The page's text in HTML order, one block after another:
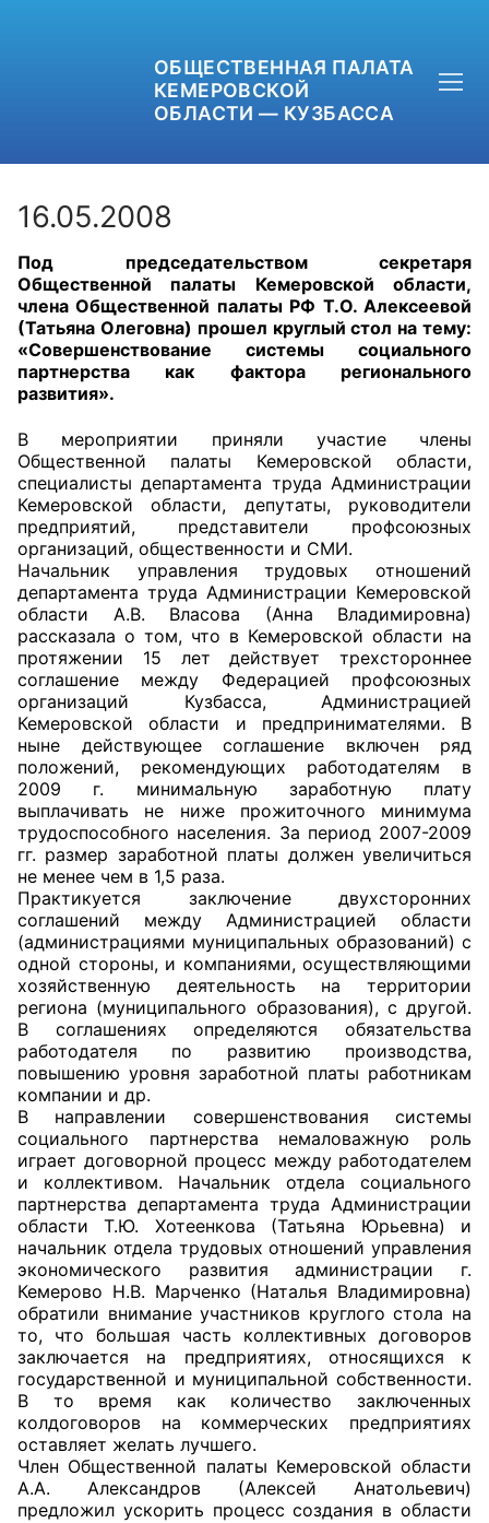
ОБЩЕСТВЕННАЯ ПАЛАТА
КЕМЕРОВСКОЙ
ОБЛАСТИ — КУЗБАССА
+7 (3842) 58-82-40
OPKO42@BK.RU
ОБРАТНАЯ СВЯЗЬ
Главная
Общественные советы
Общественные советы при территориальных
органах федеральных органов
исполнительной власти
Общественные советы по проведению
независимой оценки качества условий
оказания услуг
О Палате
Структура Палаты
Комиссии
Экспертный совет ОП КО
Совет ОП КО
Общественный штаб
Члены ОП КО
Документы ОП КО
Регламент ОП КО
Кодекс этики ОП КО
Положения
Соглашения
Рекомендации
Порядок работы ЦОН
Аппарат ОП КО
16.05.2008
Под председательством секретаря
Общественной палаты Кемеровской области,
члена Общественной палаты РФ Т.О. Алексеевой
(Татьяна Олеговна) прошел круглый стол на тему:
«Совершенствование системы социального
партнерства как фактора регионального
развития».
В мероприятии приняли участие члены
Общественной палаты Кемеровской области,
специалисты департамента труда Администрации
Кемеровской области, депутаты, руководители
предприятий, представители профсоюзных
организаций, общественности и СМИ.
Начальник управления трудовых отношений
департамента труда Администрации Кемеровской
области А.В. Власова (Анна Владимировна)
рассказала о том, что в Кемеровской области на
протяжении 15 лет действует трехстороннее
соглашение между Федерацией профсоюзных
организаций Кузбасса, Администрацией
Кемеровской области и предпринимателями. В
ныне действующее соглашение включен ряд
положений, рекомендующих работодателям в
2009 г. минимальную заработную плату
выплачивать не ниже прожиточного минимума
трудоспособного населения. За период 2007-2009
гг. размер заработной платы должен увеличиться
не менее чем в 1,5 раза.
Практикуется заключение двухсторонних
соглашений между Администрацией области
(администрациями муниципальных образований) с
одной стороны, и компаниями, осуществляющими
хозяйственную деятельность на территории
региона (муниципального образования), с другой.
В соглашениях определяются обязательства
работодателя по развитию производства,
повышению уровня заработной платы работникам
компании и др.
В направлении совершенствования системы
социального партнерства немаловажную роль
играет договорной процесс между работодателем
и коллективом. Начальник отдела социального
партнерства департамента труда Администрации
области Т.Ю. Хотеенкова (Татьяна Юрьевна) и
начальник отдела трудовых отношений управления
экономического развития администрации г.
Кемерово Н.В. Марченко (Наталья Владимировна)
обратили внимание участников круглого стола на
то, что большая часть коллективных договоров
заключается на предприятиях, относящихся к
государственной и муниципальной собственности.
В то время как количество заключенных
колдоговоров на коммерческих предприятиях
оставляет желать лучшего.
Член Общественной палаты Кемеровской области
А.А. Александров (Алексей Анатольевич)
предложил ускорить процесс создания в области